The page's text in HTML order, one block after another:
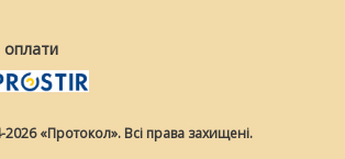
«Протокол». Всі права захищені.